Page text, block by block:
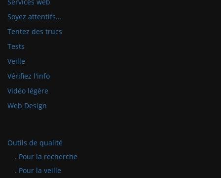
Services web
Soyez attentifs…
Tentez des trucs
Tests
Veille
Vérifiez l'info
Vidéo légère
Web Design
Outils de qualité
. Pour la recherche
. Pour la veille